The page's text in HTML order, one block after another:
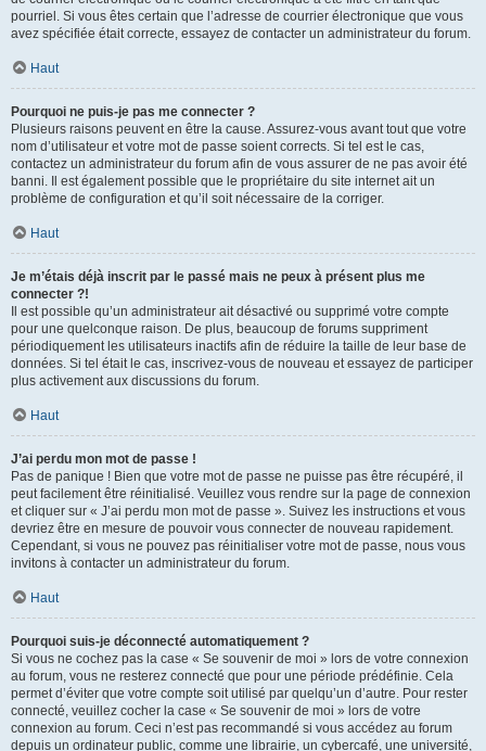
pourriel. Si vous êtes certain que l’adresse de courrier électronique que vous
avez spécifiée était correcte, essayez de contacter un administrateur du forum.
Haut
Pourquoi ne puis-je pas me connecter ?
Plusieurs raisons peuvent en être la cause. Assurez-vous avant tout que votre
nom d’utilisateur et votre mot de passe soient corrects. Si tel est le cas,
contactez un administrateur du forum afin de vous assurer de ne pas avoir été
banni. Il est également possible que le propriétaire du site internet ait un
problème de configuration et qu’il soit nécessaire de la corriger.
Haut
Je m’étais déjà inscrit par le passé mais ne peux à présent plus me
connecter ?!
Il est possible qu’un administrateur ait désactivé ou supprimé votre compte
pour une quelconque raison. De plus, beaucoup de forums suppriment
périodiquement les utilisateurs inactifs afin de réduire la taille de leur base de
données. Si tel était le cas, inscrivez-vous de nouveau et essayez de participer
plus activement aux discussions du forum.
Haut
J’ai perdu mon mot de passe !
Pas de panique ! Bien que votre mot de passe ne puisse pas être récupéré, il
peut facilement être réinitialisé. Veuillez vous rendre sur la page de connexion
et cliquer sur « J’ai perdu mon mot de passe ». Suivez les instructions et vous
devriez être en mesure de pouvoir vous connecter de nouveau rapidement.
Cependant, si vous ne pouvez pas réinitialiser votre mot de passe, nous vous
invitons à contacter un administrateur du forum.
Haut
Pourquoi suis-je déconnecté automatiquement ?
Si vous ne cochez pas la case « Se souvenir de moi » lors de votre connexion
au forum, vous ne resterez connecté que pour une période prédéfinie. Cela
permet d’éviter que votre compte soit utilisé par quelqu’un d’autre. Pour rester
connecté, veuillez cocher la case « Se souvenir de moi » lors de votre
connexion au forum. Ceci n’est pas recommandé si vous accédez au forum
depuis un ordinateur public, comme une librairie, un cybercafé, une université,